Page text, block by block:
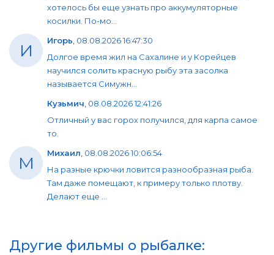
хотелось бы еще узнать про аккумуляторные
косилки. По-мо...
И Игорь, 08.08.2026 16:47:30
Долгое время жил на Сахалине и у Корейцев
научился солить красную рыбу эта засолка
называется Симужн...
Кузьмич, 08.08.2026 12:41:26
Отличный у вас горох получился, для карпа самое
то.
М Михаил, 08.08.2026 10:06:54
На разные крючки ловится разнообразная рыба.
Там даже помещают, к примеру только плотву.
Делают еще ...
Другие фильмы о рыбалке: